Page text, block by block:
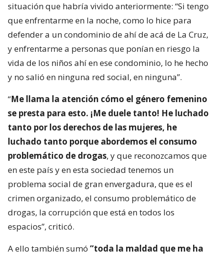
situación que habría vivido anteriormente: “Si tengo
que enfrentarme en la noche, como lo hice para
defender a un condominio de ahí de acá de La Cruz,
y enfrentarme a personas que ponían en riesgo la
vida de los niños ahí en ese condominio, lo he hecho
y no salió en ninguna red social, en ninguna”.
“Me llama la atención cómo el género femenino
se presta para esto. ¡Me duele tanto! He luchado
tanto por los derechos de las mujeres, he
luchado tanto porque abordemos el consumo
problemático de drogas, y que reconozcamos que
en este país y en esta sociedad tenemos un
problema social de gran envergadura, que es el
crimen organizado, el consumo problemático de
drogas, la corrupción que está en todos los
espacios”, criticó.
A ello también sumó “toda la maldad que me ha